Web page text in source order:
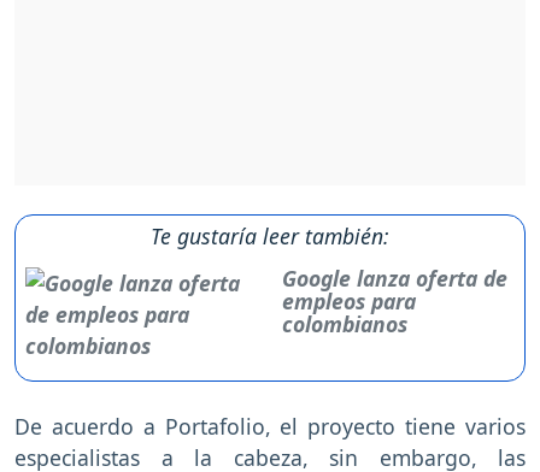
Te gustaría leer también:
Google lanza oferta de
empleos para
colombianos
De acuerdo a Portafolio, el proyecto tiene varios
especialistas a la cabeza, sin embargo, las